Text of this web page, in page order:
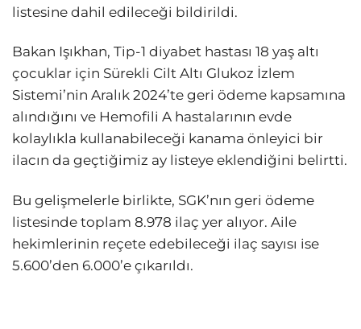
listesine dahil edileceği bildirildi.
Bakan Işıkhan, Tip-1 diyabet hastası 18 yaş altı
çocuklar için Sürekli Cilt Altı Glukoz İzlem
Sistemi’nin Aralık 2024’te geri ödeme kapsamına
alındığını ve Hemofili A hastalarının evde
kolaylıkla kullanabileceği kanama önleyici bir
ilacın da geçtiğimiz ay listeye eklendiğini belirtti.
Bu gelişmelerle birlikte, SGK’nın geri ödeme
listesinde toplam 8.978 ilaç yer alıyor. Aile
hekimlerinin reçete edebileceği ilaç sayısı ise
5.600’den 6.000’e çıkarıldı.